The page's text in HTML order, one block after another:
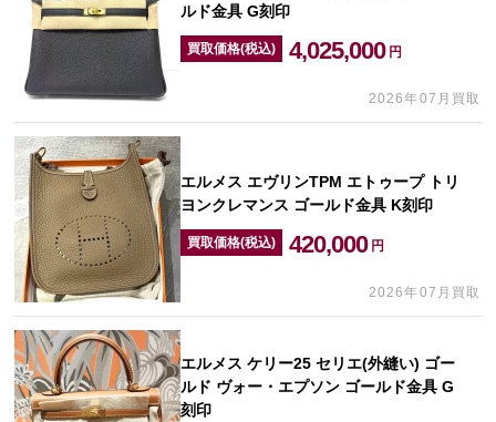
ルド金具 G刻印
買取価格(税込) 4,025,000 円
2026年07月買取
エルメス エヴリンTPM エトゥープ トリ
ヨンクレマンス ゴールド金具 K刻印
買取価格(税込) 420,000 円
2026年07月買取
エルメス ケリー25 セリエ(外縫い) ゴー
ルド ヴォー・エプソン ゴールド金具 G
刻印